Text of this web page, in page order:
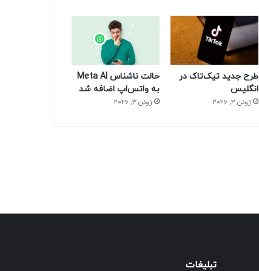
طرح جدید تیک‌تاک در
انگلیس
ژوئن 3, 2026
حالت ناشناس Meta AI
به واتس‌اپ اضافه شد
ژوئن 3, 2026
تبلیغات